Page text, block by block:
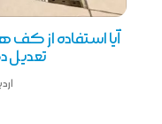
آیا استفاده از